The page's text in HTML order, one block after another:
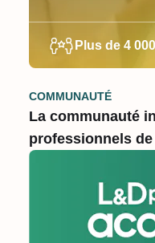
Plus de 4
COMMUNAUTÉ
La communauté
professionnels